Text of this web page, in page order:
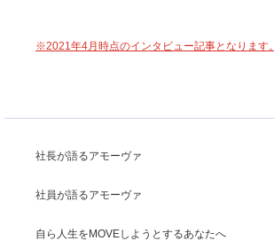
社長が語るアモーヴァ
社員が語るアモーヴァ
自ら人生をMOVEしようとするあなたへ
※2021年4月時点のインタビュー記事となります。